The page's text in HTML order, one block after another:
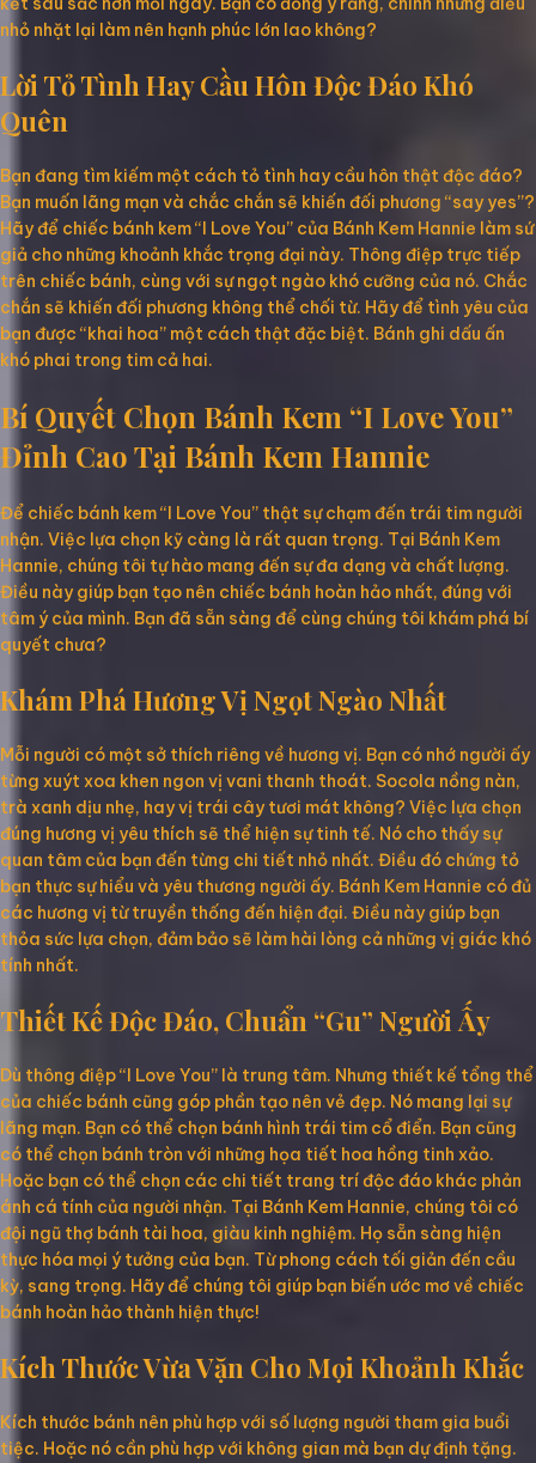
nhỏ nhặt lại làm nên hạnh phúc lớn lao không?
Lời Tỏ Tình Hay Cầu Hôn Độc Đáo Khó
Quên
Bạn đang tìm kiếm một cách tỏ tình hay cầu hôn thật độc đáo?
Bạn muốn lãng mạn và chắc chắn sẽ khiến đối phương “say yes”?
Hãy để chiếc bánh kem “I Love You” của Bánh Kem Hannie làm sứ
giả cho những khoảnh khắc trọng đại này. Thông điệp trực tiếp
trên chiếc bánh, cùng với sự ngọt ngào khó cưỡng của nó. Chắc
chắn sẽ khiến đối phương không thể chối từ. Hãy để tình yêu của
bạn được “khai hoa” một cách thật đặc biệt. Bánh ghi dấu ấn
khó phai trong tim cả hai.
Bí Quyết Chọn Bánh Kem “I Love You”
Đỉnh Cao Tại Bánh Kem Hannie
Để chiếc bánh kem “I Love You” thật sự chạm đến trái tim người
nhận. Việc lựa chọn kỹ càng là rất quan trọng. Tại Bánh Kem
Hannie, chúng tôi tự hào mang đến sự đa dạng và chất lượng.
Điều này giúp bạn tạo nên chiếc bánh hoàn hảo nhất, đúng với
tâm ý của mình. Bạn đã sẵn sàng để cùng chúng tôi khám phá bí
quyết chưa?
Khám Phá Hương Vị Ngọt Ngào Nhất
Mỗi người có một sở thích riêng về hương vị. Bạn có nhớ người ấy
từng xuýt xoa khen ngon vị vani thanh thoát. Socola nồng nàn,
trà xanh dịu nhẹ, hay vị trái cây tươi mát không? Việc lựa chọn
đúng hương vị yêu thích sẽ thể hiện sự tinh tế. Nó cho thấy sự
quan tâm của bạn đến từng chi tiết nhỏ nhất. Điều đó chứng tỏ
bạn thực sự hiểu và yêu thương người ấy. Bánh Kem Hannie có đủ
các hương vị từ truyền thống đến hiện đại. Điều này giúp bạn
thỏa sức lựa chọn, đảm bảo sẽ làm hài lòng cả những vị giác khó
tính nhất.
Thiết Kế Độc Đáo, Chuẩn “Gu” Người Ấy
Dù thông điệp “I Love You” là trung tâm. Nhưng thiết kế tổng thể
của chiếc bánh cũng góp phần tạo nên vẻ đẹp. Nó mang lại sự
lãng mạn. Bạn có thể chọn bánh hình trái tim cổ điển. Bạn cũng
có thể chọn bánh tròn với những họa tiết hoa hồng tinh xảo.
Hoặc bạn có thể chọn các chi tiết trang trí độc đáo khác phản
ánh cá tính của người nhận. Tại Bánh Kem Hannie, chúng tôi có
đội ngũ thợ bánh tài hoa, giàu kinh nghiệm. Họ sẵn sàng hiện
thực hóa mọi ý tưởng của bạn. Từ phong cách tối giản đến cầu
kỳ, sang trọng. Hãy để chúng tôi giúp bạn biến ước mơ về chiếc
bánh hoàn hảo thành hiện thực!
Kích Thước Vừa Vặn Cho Mọi Khoảnh Khắc
Kích thước bánh nên phù hợp với số lượng người tham gia buổi
tiệc. Hoặc nó cần phù hợp với không gian mà bạn dự định tặng.